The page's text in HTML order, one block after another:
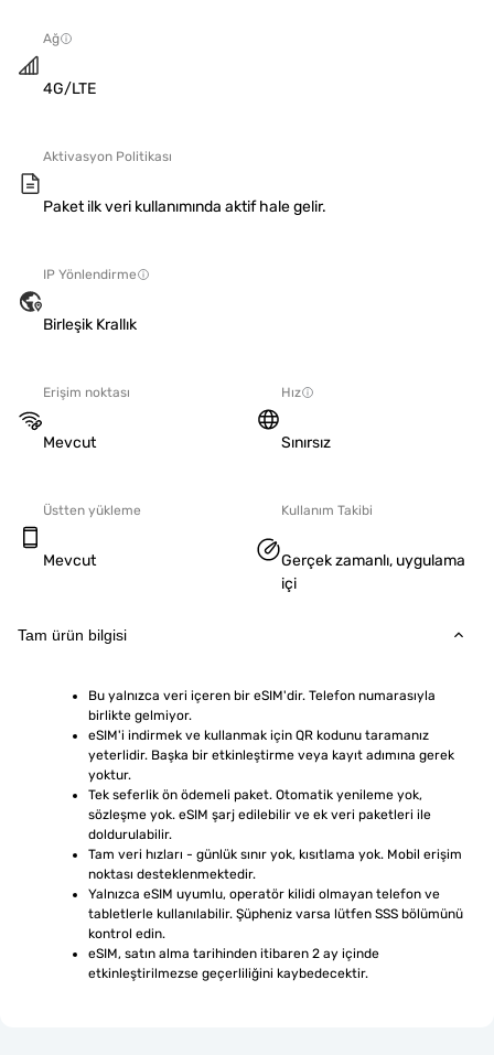
Ağ
4G/LTE
Aktivasyon Politikası
Paket ilk veri kullanımında aktif hale gelir.
IP Yönlendirme
Birleşik Krallık
Erişim noktası
Mevcut
Hız
Sınırsız
Üstten yükleme
Mevcut
Kullanım Takibi
Gerçek zamanlı, uygulama
içi
Tam ürün bilgisi
Bu yalnızca veri içeren bir eSIM'dir. Telefon numarasıyla
birlikte gelmiyor.
eSIM'i indirmek ve kullanmak için QR kodunu taramanız
yeterlidir. Başka bir etkinleştirme veya kayıt adımına gerek
yoktur.
Tek seferlik ön ödemeli paket. Otomatik yenileme yok,
sözleşme yok. eSIM şarj edilebilir ve ek veri paketleri ile
doldurulabilir.
Tam veri hızları - günlük sınır yok, kısıtlama yok. Mobil erişim
noktası desteklenmektedir.
Yalnızca eSIM uyumlu, operatör kilidi olmayan telefon ve
tabletlerle kullanılabilir. Şüpheniz varsa lütfen SSS bölümünü
kontrol edin.
eSIM, satın alma tarihinden itibaren 2 ay içinde
etkinleştirilmezse geçerliliğini kaybedecektir.